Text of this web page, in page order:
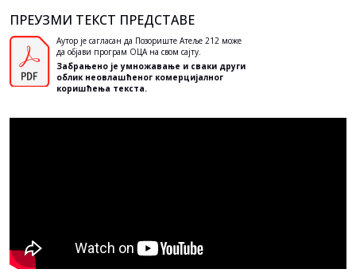
ПРЕУЗМИ ТЕКСТ ПРЕДСТАВЕ
Аутор је сагласан да Позориште Атеље 212 може
да објави програм ОЦА на свом сајту.
Забрањено је умножавање и сваки други
облик неовлашћеног комерцијалног
коришћења текста.